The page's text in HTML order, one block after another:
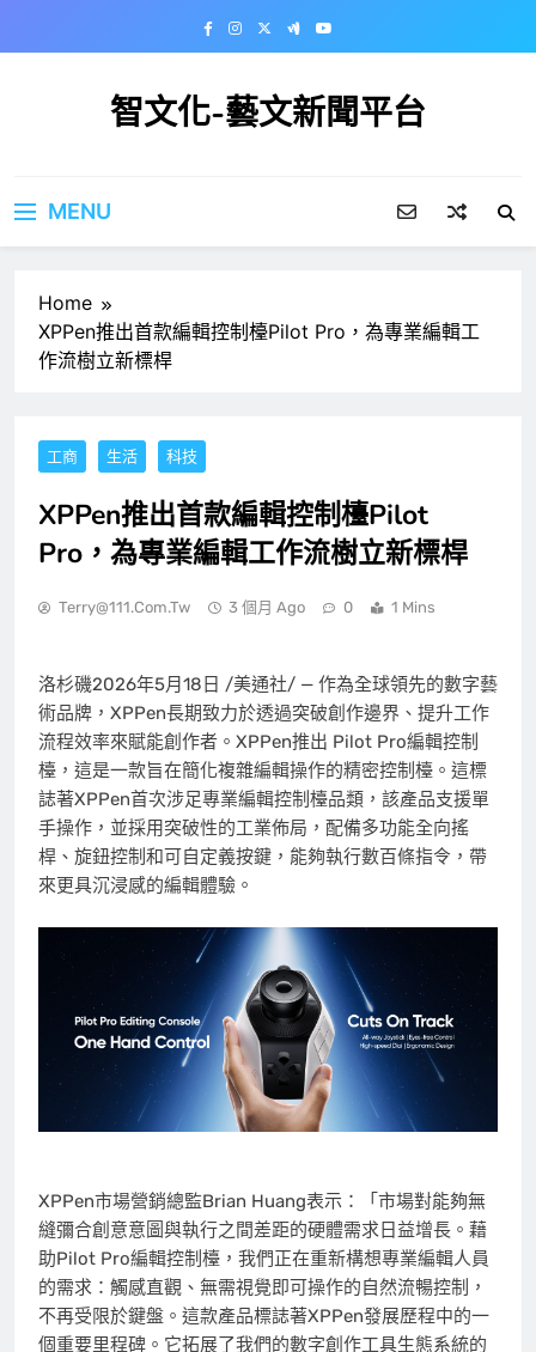
智文化-藝文新聞平台
MENU
Home
XPPen推出首款編輯控制檯Pilot Pro，為專業編輯工
作流樹立新標桿
工商 生活 科技
XPPen推出首款編輯控制檯Pilot
Pro，為專業編輯工作流樹立新標桿
Terry@111.com.tw 3 個月 Ago 0 1 Mins
洛杉磯2026年5月18日 /美通社/ — 作為全球領先的數字藝
術品牌，XPPen長期致力於透過突破創作邊界、提升工作
流程效率來賦能創作者。XPPen推出 Pilot Pro編輯控制
檯，這是一款旨在簡化複雜編輯操作的精密控制檯。這標
誌著XPPen首次涉足專業編輯控制檯品類，該產品支援單
手操作，並採用突破性的工業佈局，配備多功能全向搖
桿 、旋鈕控制和可自定義按鍵，能夠執行數百條指令，帶
來更具沉浸感的編輯體驗。
XPPen市場營銷總監Brian Huang表示：「市場對能夠無
縫彌合創意意圖與執行之間差距的硬體需求日益增長。藉
助Pilot Pro編輯控制檯，我們正在重新構想專業編輯人員
的需求：觸感直觀、無需視覺即可操作的自然流暢控制，
不再受限於鍵盤。這款產品標誌著XPPen發展歷程中的一
個重要里程碑。它拓展了我們的數字創作工具生態系統的